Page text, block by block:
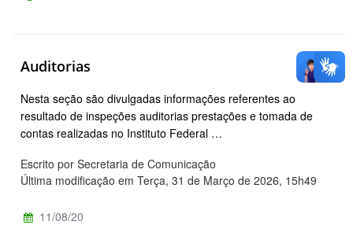
Auditorias
Nesta seção são divulgadas informações referentes ao
resultado de inspeções auditorias prestações e tomada de
contas realizadas no Instituto Federal …
Escrito por Secretaria de Comunicação
Última modificação em Terça, 31 de Março de 2026, 15h49
11/08/20